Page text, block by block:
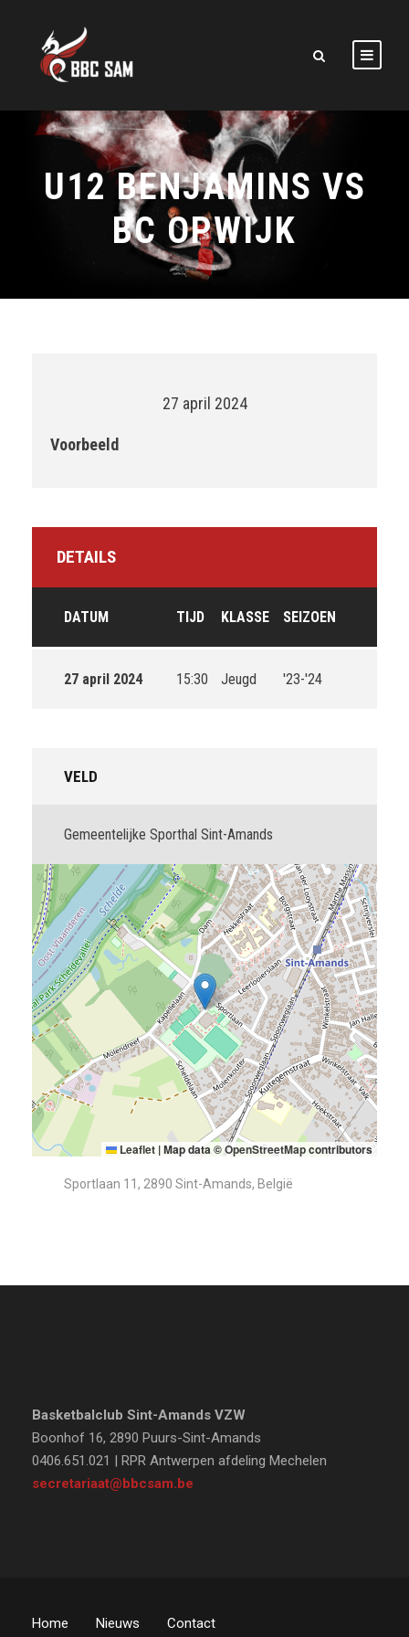
U12 BENJAMINS VS
BC OPWIJK
27 april 2024
Voorbeeld
DETAILS
DATUM TIJD KLASSE SEIZOEN
27 april 2024 15:30 Jeugd '23-'24
VELD
Gemeentelijke Sporthal Sint-Amands
Leaflet |Map data ©OpenStreetMapcontributors
Sportlaan 11, 2890 Sint-Amands, België
Basketbalclub Sint-Amands VZW
Boonhof 16, 2890 Puurs-Sint-Amands
0406.651.021 | RPR Antwerpen afdeling Mechelen
secretariaat@bbcsam.be
Home Nieuws Contact